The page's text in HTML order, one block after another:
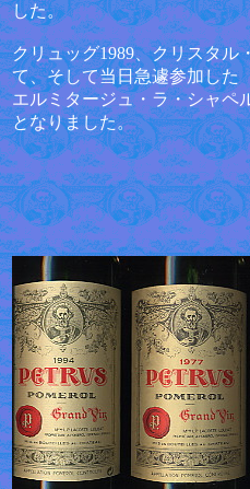
した。
クリュッグ1989、クリスタル
て、そして当日急遽参加した
エルミタージュ・ラ・シャペ
となりました。